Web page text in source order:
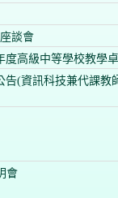
談會
度高級中等學校教學
告(資訊科技兼代課教
會